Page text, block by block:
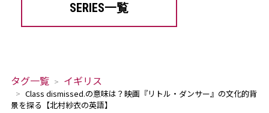
SERIES一覧
タグ一覧 イギリス
Class dismissed.の意味は？映画『リトル・ダンサー』の文化的背
景を探る【北村紗衣の英語】